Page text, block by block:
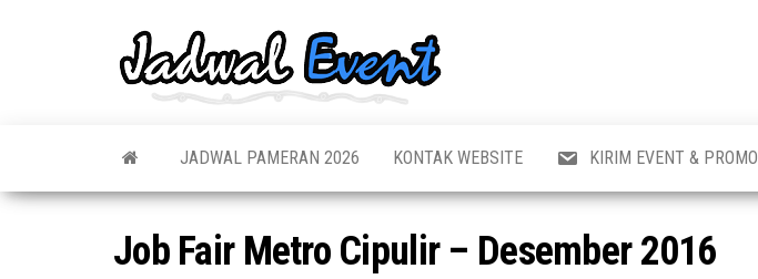
Pameran,
Acara &
Terbaru
Seminar,
Bazaar,
Job Fair,
Lomba dll.
JADWAL PAMERAN 2026 KONTAK WEBSITE KIRIM EVENT & PROMO
Job Fair Metro Cipulir – Desember 2016